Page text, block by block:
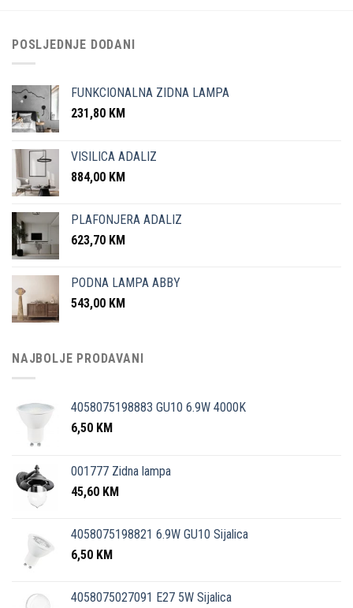
POSLJEDNJE DODANI
FUNKCIONALNA ZIDNA LAMPA
231,80 KM
VISILICA ADALIZ
884,00 KM
PLAFONJERA ADALIZ
623,70 KM
PODNA LAMPA ABBY
543,00 KM
NAJBOLJE PRODAVANI
4058075198883 GU10 6.9W 4000K
6,50 KM
001777 Zidna lampa
45,60 KM
4058075198821 6.9W GU10 Sijalica
6,50 KM
4058075027091 E27 5W Sijalica